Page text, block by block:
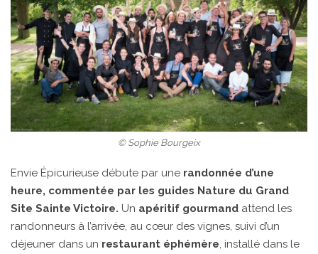
© Sophie Bourgeix
Envie Épicurieuse débute par une randonnée d’une
heure, commentée par les guides Nature du Grand
Site Sainte Victoire. Un apéritif gourmand attend les
randonneurs à l’arrivée, au cœur des vignes, suivi d’un
déjeuner dans un restaurant éphémère , installé dans le